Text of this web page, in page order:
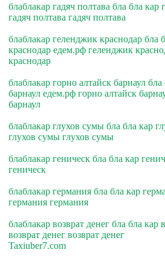
блаблакар гадяч полтава бла бла кар
гадяч полтава гадяч полтава
блаблакар геленджик краснодар бла
краснодар едем.рф геленджик
краснодар
блаблакар горно алтайск барнаул
барнаул едем.рф горно алтайск
барнаул
блаблакар глухов сумы бла бла кар
глухов сумы глухов сумы
блаблакар геническ бла бла кар
геническ
блаблакар германия бла бла кар
германия германия
блаблакар возврат денег бла бла кар
возврат денег возврат денег
Taxiuber7.com